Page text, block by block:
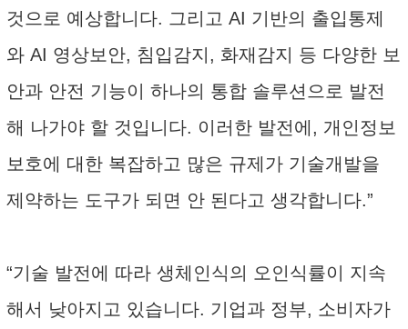
것으로 예상합니다. 그리고 AI 기반의 출입통제
와 AI 영상보안, 침입감지, 화재감지 등 다양한 보
안과 안전 기능이 하나의 통합 솔루션으로 발전
해 나가야 할 것입니다. 이러한 발전에, 개인정보
보호에 대한 복잡하고 많은 규제가 기술개발을
제약하는 도구가 되면 안 된다고 생각합니다.”
“기술 발전에 따라 생체인식의 오인식률이 지속
해서 낮아지고 있습니다. 기업과 정부, 소비자가